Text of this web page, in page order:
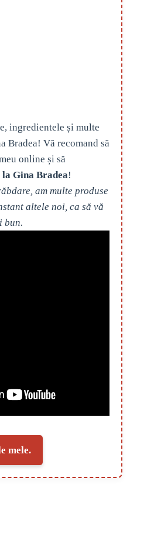
ingredientele și multe
Bradea! Vă recomand să
online și să
Gina Bradea!
am multe produse
altele noi, ca să vă
bun.
mele.